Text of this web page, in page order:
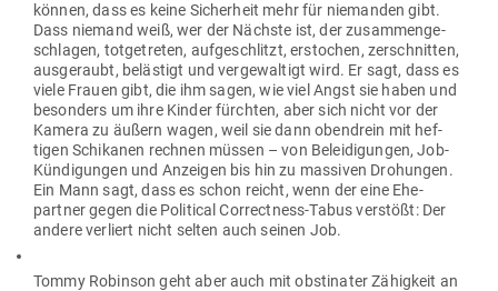
können, dass es keine Sicherheit mehr für nie­manden gibt.
Dass niemand weiß, wer der Nächste ist, der zusam­men­ge­
schlagen, tot­ge­treten, auf­ge­schlitzt, erstochen, zer­schnitten,
aus­ge­raubt, belästigt und ver­ge­waltigt wird. Er sagt, dass es
viele Frauen gibt, die ihm sagen, wie viel Angst sie haben und
besonders um ihre Kinder fürchten, aber sich nicht vor der
Kamera zu äußern wagen, weil sie dann oben­drein mit hef­
tigen Schi­kanen rechnen müssen – von Belei­di­gungen, Job-
Kün­di­gungen und Anzeigen bis hin zu mas­siven Dro­hungen.
Ein Mann sagt, dass es schon reicht, wenn der eine Ehe­
partner gegen die Poli­tical Cor­rectness-Tabus ver­stößt: Der
andere ver­liert nicht selten auch seinen Job.
Tommy Robinson geht aber auch mit obsti­nater Zähigkeit an